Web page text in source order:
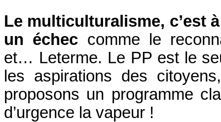
Le multiculturalisme, c’est
un échec comme le
et… Leterme. Le PP est le
les aspirations des
proposons un programme
d’urgence la vapeur !